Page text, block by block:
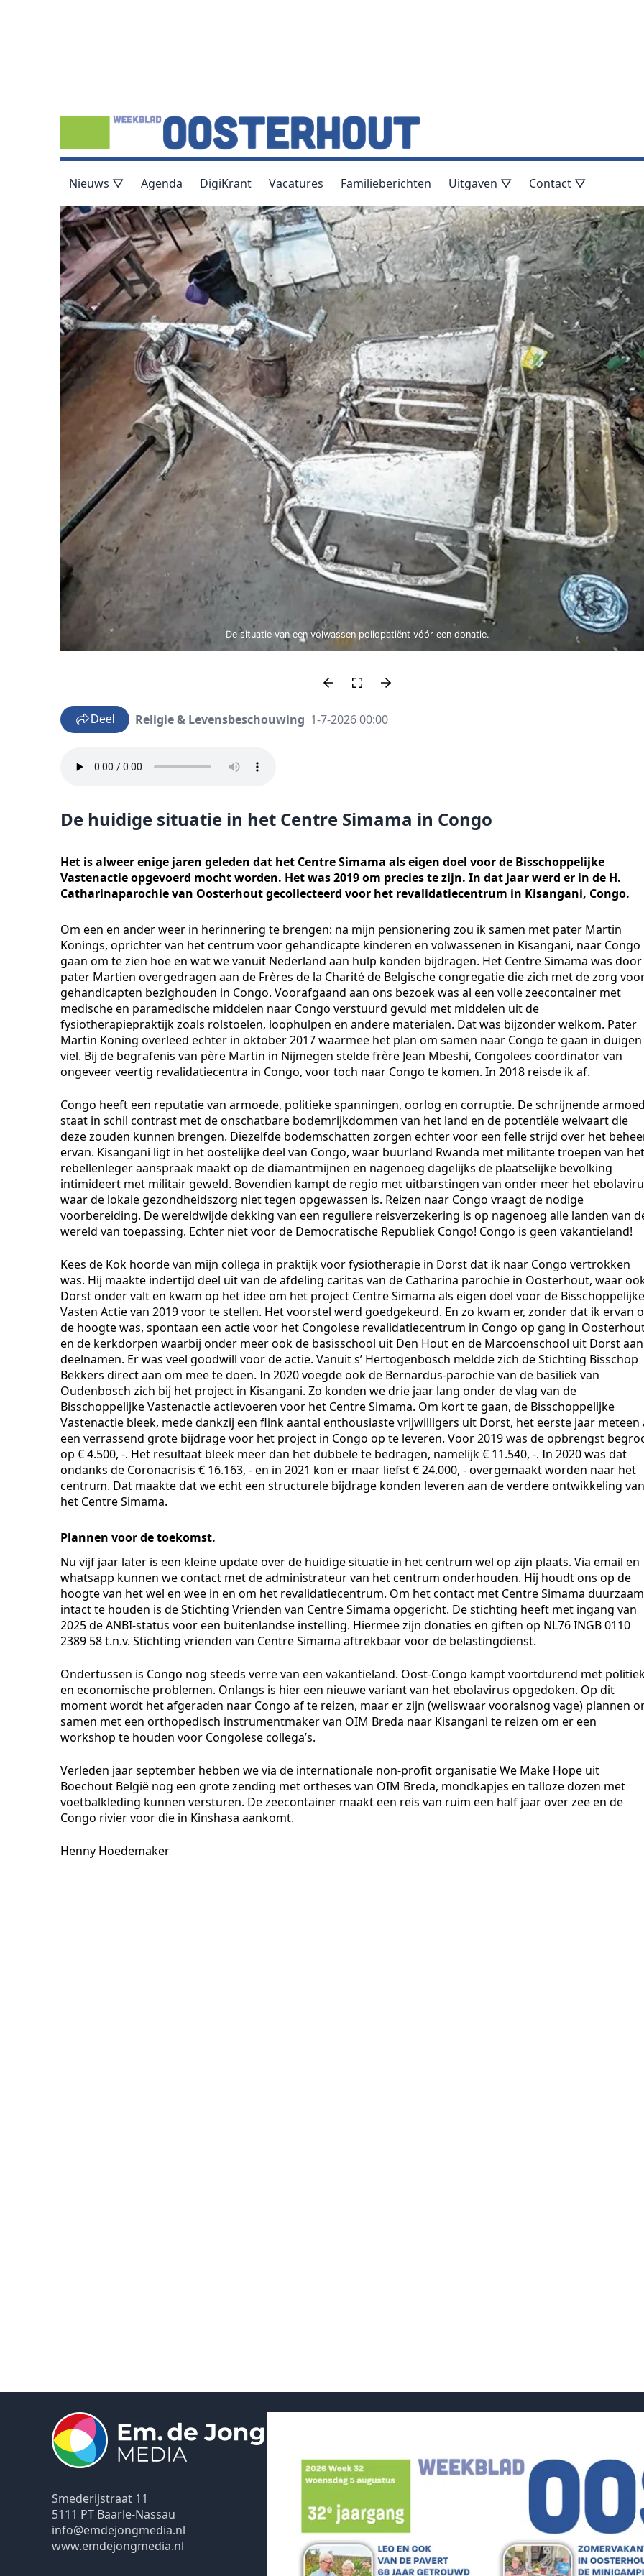
Nieuws ▽ Agenda DigiKrant Vacatures Familieberichten Uitgaven ▽ Contact ▽
De situatie van een volwassen poliopatiënt vóór een donatie.
Deel Religie & Levensbeschouwing 1-7-2026 00:00
De huidige situatie in het Centre Simama in Congo
Het is alweer enige jaren geleden dat het Centre Simama als eigen doel voor de Bisschoppelijke
Vastenactie opgevoerd mocht worden. Het was 2019 om precies te zijn. In dat jaar werd er in de H.
Catharinaparochie van Oosterhout gecollecteerd voor het revalidatiecentrum in Kisangani, Congo.
Om een en ander weer in herinnering te brengen: na mijn pensionering zou ik samen met pater Martin
Konings, oprichter van het centrum voor gehandicapte kinderen en volwassenen in Kisangani, naar Congo
gaan om te zien hoe en wat we vanuit Nederland aan hulp konden bijdragen. Het Centre Simama was door
pater Martien overgedragen aan de Frères de la Charité de Belgische congregatie die zich met de zorg
gehandicapten bezighouden in Congo. Voorafgaand aan ons bezoek was al een volle zeecontainer met
medische en paramedische middelen naar Congo verstuurd gevuld met middelen uit de
fysiotherapiepraktijk zoals rolstoelen, loophulpen en andere materialen. Dat was bijzonder welkom. Pater
Martin Koning overleed echter in oktober 2017 waarmee het plan om samen naar Congo te gaan in duigen
viel. Bij de begrafenis van père Martin in Nijmegen stelde frère Jean Mbeshi, Congolees coördinator van
ongeveer veertig revalidatiecentra in Congo, voor toch naar Congo te komen. In 2018 reisde ik af.
Congo heeft een reputatie van armoede, politieke spanningen, oorlog en corruptie. De schrijnende
staat in schil contrast met de onschatbare bodemrijkdommen van het land en de potentiële welvaart die
deze zouden kunnen brengen. Diezelfde bodemschatten zorgen echter voor een felle strijd over het
ervan. Kisangani ligt in het oostelijke deel van Congo, waar buurland Rwanda met militante troepen van het
rebellenleger aanspraak maakt op de diamantmijnen en nagenoeg dagelijks de plaatselijke bevolking
intimideert met militair geweld. Bovendien kampt de regio met uitbarstingen van onder meer het
waar de lokale gezondheidszorg niet tegen opgewassen is. Reizen naar Congo vraagt de nodige
voorbereiding. De wereldwijde dekking van een reguliere reisverzekering is op nagenoeg alle landen van
wereld van toepassing. Echter niet voor de Democratische Republiek Congo! Congo is geen vakantieland!
Kees de Kok hoorde van mijn collega in praktijk voor fysiotherapie in Dorst dat ik naar Congo vertrokken
was. Hij maakte indertijd deel uit van de afdeling caritas van de Catharina parochie in Oosterhout, waar
Dorst onder valt en kwam op het idee om het project Centre Simama als eigen doel voor de Bisschoppelijke
Vasten Actie van 2019 voor te stellen. Het voorstel werd goedgekeurd. En zo kwam er, zonder dat ik ervan
de hoogte was, spontaan een actie voor het Congolese revalidatiecentrum in Congo op gang in
en de kerkdorpen waarbij onder meer ook de basisschool uit Den Hout en de Marcoenschool uit Dorst aan
deelnamen. Er was veel goodwill voor de actie. Vanuit s’ Hertogenbosch meldde zich de Stichting Bisschop
Bekkers direct aan om mee te doen. In 2020 voegde ook de Bernardus-parochie van de basiliek van
Oudenbosch zich bij het project in Kisangani. Zo konden we drie jaar lang onder de vlag van de
Bisschoppelijke Vastenactie actievoeren voor het Centre Simama. Om kort te gaan, de Bisschoppelijke
Vastenactie bleek, mede dankzij een flink aantal enthousiaste vrijwilligers uit Dorst, het eerste jaar meteen
een verrassend grote bijdrage voor het project in Congo op te leveren. Voor 2019 was de opbrengst
op € 4.500, -. Het resultaat bleek meer dan het dubbele te bedragen, namelijk € 11.540, -. In 2020 was dat
ondanks de Coronacrisis € 16.163, - en in 2021 kon er maar liefst € 24.000, - overgemaakt worden naar het
centrum. Dat maakte dat we echt een structurele bijdrage konden leveren aan de verdere ontwikkeling van
het Centre Simama.
Plannen voor de toekomst.
Nu vijf jaar later is een kleine update over de huidige situatie in het centrum wel op zijn plaats. Via email en
whatsapp kunnen we contact met de administrateur van het centrum onderhouden. Hij houdt ons op de
hoogte van het wel en wee in en om het revalidatiecentrum. Om het contact met Centre Simama duurzaam
intact te houden is de Stichting Vrienden van Centre Simama opgericht. De stichting heeft met ingang van
2025 de ANBI-status voor een buitenlandse instelling. Hiermee zijn donaties en giften op NL76 INGB 0110
2389 58 t.n.v. Stichting vrienden van Centre Simama aftrekbaar voor de belastingdienst.
Ondertussen is Congo nog steeds verre van een vakantieland. Oost-Congo kampt voortdurend met
en economische problemen. Onlangs is hier een nieuwe variant van het ebolavirus opgedoken. Op dit
moment wordt het afgeraden naar Congo af te reizen, maar er zijn (weliswaar vooralsnog vage) plannen
samen met een orthopedisch instrumentmaker van OIM Breda naar Kisangani te reizen om er een
workshop te houden voor Congolese collega’s.
Verleden jaar september hebben we via de internationale non-profit organisatie We Make Hope uit
Boechout België nog een grote zending met ortheses van OIM Breda, mondkapjes en talloze dozen met
voetbalkleding kunnen versturen. De zeecontainer maakt een reis van ruim een half jaar over zee en de
Congo rivier voor die in Kinshasa aankomt.
Henny Hoedemaker
Smederijstraat 11
5111 PT Baarle-Nassau
info@emdejongmedia.nl
www.emdejongmedia.nl